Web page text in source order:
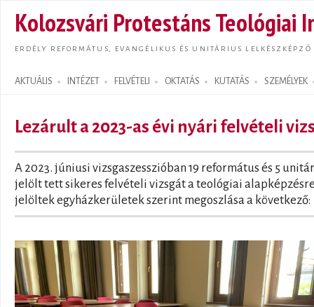
Kolozsvári Protestáns Teológiai
ERDÉLY REFORMÁTUS, EVANGÉLIKUS ÉS UNITÁRIUS LELKÉSZKÉPZŐ
AKTUÁLIS INTÉZET FELVÉTELI OKTATÁS KUTATÁS SZEMÉLYEK
Search form
Lezárult a 2023-as évi nyári felvételi
A 2023. júniusi vizsgaszesszióban 19 református és 5
jelölt tett sikeres felvételi vizsgát a teológiai
jelöltek egyházkerületek szerint megoszlása a következő: